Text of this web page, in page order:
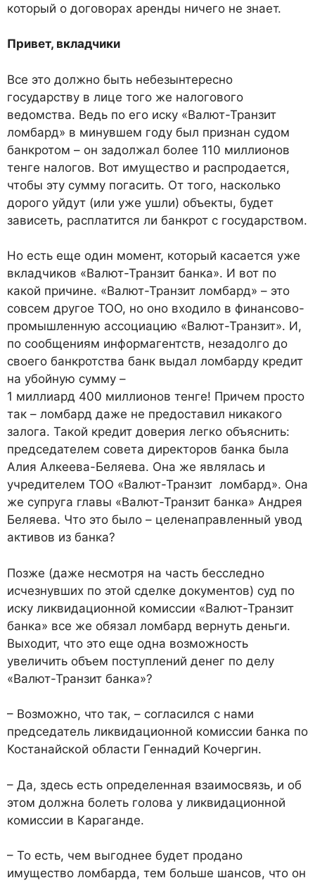
который о договорах аренды ничего не знает.
Привет, вкладчики
Все это должно быть небезынтересно
государству в лице того же налогового
ведомства. Ведь по его иску «Валют-Транзит
ломбард» в минувшем году был признан судом
банкротом – он задолжал более 110 миллионов
тенге налогов. Вот имущество и распродается,
чтобы эту сумму погасить. От того, насколько
дорого уйдут (или уже ушли) объекты, будет
зависеть, расплатится ли банкрот с государством.
Но есть еще один момент, который касается уже
вкладчиков «Валют-Транзит банка». И вот по
какой причине. «Валют-Транзит ломбард» – это
совсем другое ТОО, но оно входило в финансово-
промышленную ассоциацию «Валют-Транзит». И,
по сообщениям информагентств, незадолго до
своего банкротства банк выдал ломбарду кредит
на убойную сумму –
1 миллиард 400 миллионов тенге! Причем просто
так – ломбард даже не предоставил никакого
залога. Такой кредит доверия легко объяснить:
председателем совета директоров банка была
Алия Алкеева-Беляева. Она же являлась и
учредителем ТОО «Валют-Транзит ломбард». Она
же супруга главы «Валют-Транзит банка» Андрея
Беляева. Что это было – целенаправленный увод
активов из банка?
Позже (даже несмотря на часть бесследно
исчезнувших по этой сделке документов) суд по
иску ликвидационной комиссии «Валют-Транзит
банка» все же обязал ломбард вернуть деньги.
Выходит, что это еще одна возможность
увеличить объем поступлений денег по делу
«Валют-Транзит банка»?
– Возможно, что так, – согласился с нами
председатель ликвидационной комиссии банка по
Костанайской области Геннадий Кочергин.
– Да, здесь есть определенная взаимосвязь, и об
этом должна болеть голова у ликвидационной
комиссии в Караганде.
– То есть, чем выгоднее будет продано
имущество ломбарда, тем больше шансов, что он